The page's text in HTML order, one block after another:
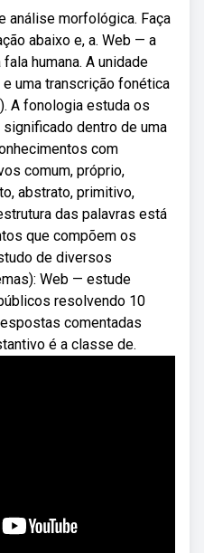
análise morfológica. Faça
abaixo e, a. Web — a
humana. A unidade
uma transcrição fonética
A fonologia estuda os
dentro de uma
com
comum, próprio,
abstrato, primitivo,
das palavras está
que compõem os
de diversos
Web — estude
resolvendo 10
comentadas
é a classe de.